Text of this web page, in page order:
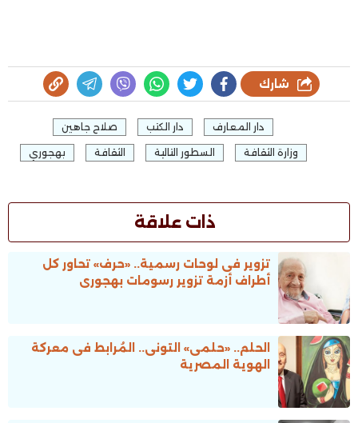
شارك
دار المعارف دار الكتب صلاح جاهين
وزارة الثقافة السطور التالية الثقافة بهجوري
ذات علاقة
تزوير فى لوحات رسمية.. «حرف» تحاور كل
أطراف أزمة تزوير رسومات بهجورى
الحلم.. «حلمى» التونى.. المُرابط فى معركة
الهوية المصرية